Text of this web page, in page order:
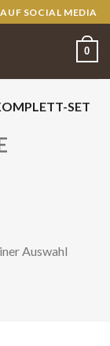
SOCIAL MEDIA
0
SET
Auswahl